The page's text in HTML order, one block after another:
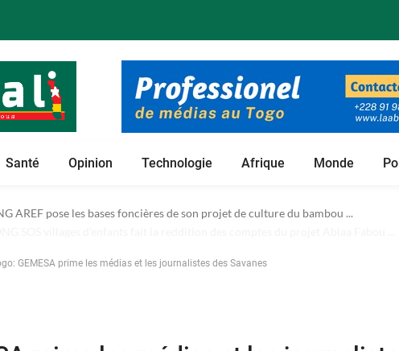
Santé Opinion Technologie Afrique Monde
AREF pose les bases foncières de son projet de culture du bambou ...
GEMESA prime les médias et les journalistes des Savanes